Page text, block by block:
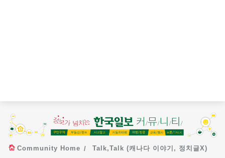
Community Home Talk,Talk (캐나다 이야기, 정치글X)